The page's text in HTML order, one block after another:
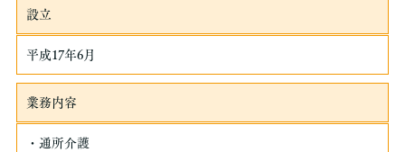
設立
平成17年6月
業務内容
・通所介護